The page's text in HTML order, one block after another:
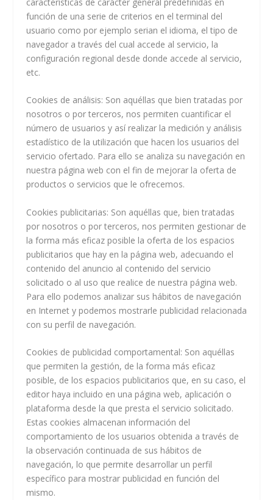
función de una serie de criterios en el terminal del
usuario como por ejemplo serian el idioma, el tipo de
navegador a través del cual accede al servicio, la
configuración regional desde donde accede al servicio,
etc.
Cookies de análisis: Son aquéllas que bien tratadas por
nosotros o por terceros, nos permiten cuantificar el
número de usuarios y así realizar la medición y análisis
estadístico de la utilización que hacen los usuarios del
servicio ofertado. Para ello se analiza su navegación en
nuestra página web con el fin de mejorar la oferta de
productos o servicios que le ofrecemos.
Cookies publicitarias: Son aquéllas que, bien tratadas
por nosotros o por terceros, nos permiten gestionar de
la forma más eficaz posible la oferta de los espacios
publicitarios que hay en la página web, adecuando el
contenido del anuncio al contenido del servicio
solicitado o al uso que realice de nuestra página web.
Para ello podemos analizar sus hábitos de navegación
en Internet y podemos mostrarle publicidad relacionada
con su perfil de navegación.
Cookies de publicidad comportamental: Son aquéllas
que permiten la gestión, de la forma más eficaz
posible, de los espacios publicitarios que, en su caso, el
editor haya incluido en una página web, aplicación o
plataforma desde la que presta el servicio solicitado.
Estas cookies almacenan información del
comportamiento de los usuarios obtenida a través de
la observación continuada de sus hábitos de
navegación, lo que permite desarrollar un perfil
específico para mostrar publicidad en función del
mismo.